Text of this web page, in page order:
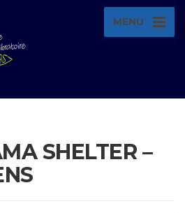
MENU
SHELTER –